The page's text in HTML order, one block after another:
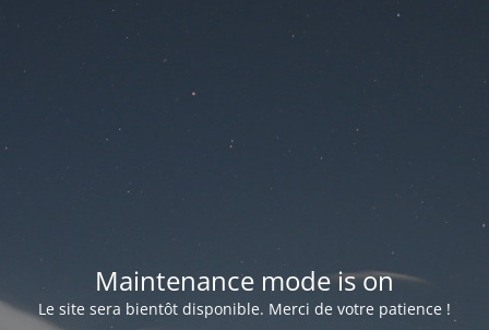
Maintenance mode is on
Le site sera bientôt disponible. Merci de votre patience !